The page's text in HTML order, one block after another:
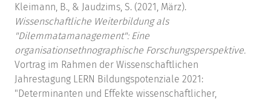
Kleimann, B., & Jaudzims, S. (2021, März).
Wissenschaftliche Weiterbildung als
"Dilemmatamanagement": Eine
organisationsethnographische Forschungsperspektive.
Vortrag im Rahmen der Wissenschaftlichen
Jahrestagung LERN Bildungspotenziale 2021:
"Determinanten und Effekte wissenschaftlicher,